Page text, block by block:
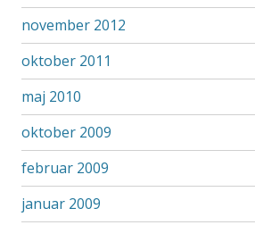
november 2012
oktober 2011
maj 2010
oktober 2009
februar 2009
januar 2009